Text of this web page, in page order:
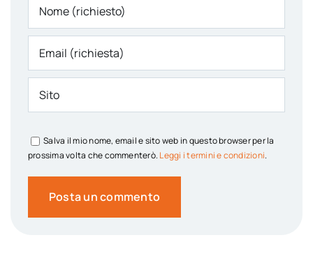
Salva il mio nome, email e sito web in questo browser per la
prossima volta che commenterò. Leggi i termini e condizioni.